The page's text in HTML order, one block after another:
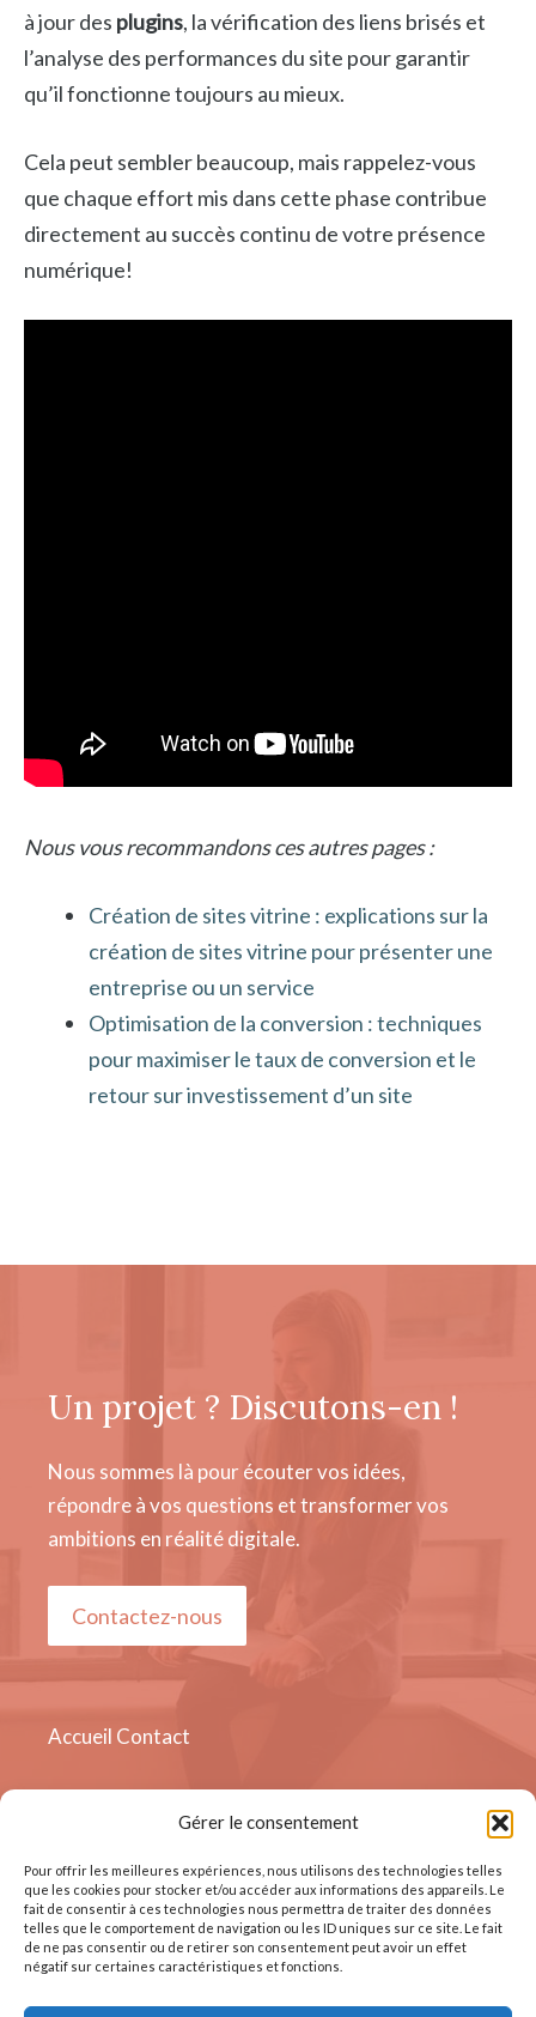
Gérer le consentement
Pour offrir les meilleures expériences, nous utilisons des technologies telles
que les cookies pour stocker et/ou accéder aux informations des appareils. Le
fait de consentir à ces technologies nous permettra de traiter des données
telles que le comportement de navigation ou les ID uniques sur ce site. Le fait
de ne pas consentir ou de retirer son consentement peut avoir un effet
négatif sur certaines caractéristiques et fonctions.
à jour des plugins, la vérification des liens brisés et
l’analyse des performances du site pour garantir
qu’il fonctionne toujours au mieux.
Cela peut sembler beaucoup, mais rappelez-vous
que chaque effort mis dans cette phase contribue
directement au succès continu de votre présence
numérique!
Nous vous recommandons ces autres pages :
Création de sites vitrine : explications sur la
création de sites vitrine pour présenter une
entreprise ou un service
Optimisation de la conversion : techniques
pour maximiser le taux de conversion et le
retour sur investissement d’un site
Un projet ? Discutons-en !
Nous sommes là pour écouter vos idées,
répondre à vos questions et transformer vos
ambitions en réalité digitale.
Contactez-nous
Accueil Contact